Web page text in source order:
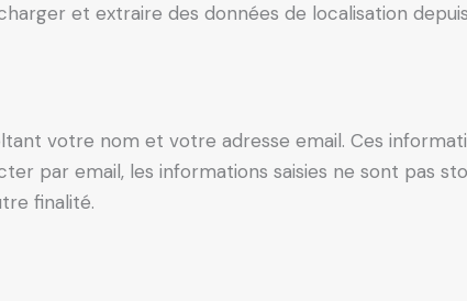
et extraire des données de localisation
votre nom et votre adresse email. Ces
par email, les informations saisies ne sont pas
finalité.